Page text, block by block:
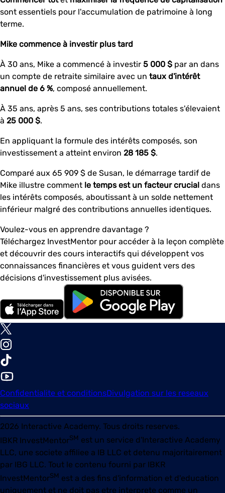
sont essentiels pour l'accumulation de patrimoine à long
terme.
Mike commence à investir plus tard
À 30 ans, Mike a commencé à investir 5 000 $ par an dans
un compte de retraite similaire avec un taux d'intérêt
annuel de 6 %, composé annuellement.
À 35 ans, après 5 ans, ses contributions totales s'élevaient
à 25 000 $.
En appliquant la formule des intérêts composés, son
investissement a atteint environ 28 185 $.
Comparé aux 65 909 $ de Susan, le démarrage tardif de
Mike illustre comment le temps est un facteur crucial dans
les intérêts composés, aboutissant à un solde nettement
inférieur malgré des contributions annuelles identiques.
Voulez-vous en apprendre davantage ?
Téléchargez InvestMentor pour accéder à la leçon complète
et découvrir des cours interactifs qui développent vos
connaissances financières et vous guident vers des
décisions d'investissement plus avisées.
Confidentialite et conditionsDivulgation sur les reseaux
sociaux
2026 Interactive Academy. Tous droits reserves.
IBKR InvestMentorSM est un service d'Interactive Academy
LLC, une societe affiliee a IB LLC et detenu majoritairement
par IBG LLC. Tout le contenu fourni par IBKR
InvestMentorSM est a des fins d'information et d'education
uniquement et ne doit pas etre interprete comme un